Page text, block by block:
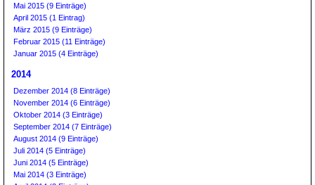
Mai 2015 (9 Einträge)
April 2015 (1 Eintrag)
März 2015 (9 Einträge)
Februar 2015 (11 Einträge)
Januar 2015 (4 Einträge)
2014
Dezember 2014 (8 Einträge)
November 2014 (6 Einträge)
Oktober 2014 (3 Einträge)
September 2014 (7 Einträge)
August 2014 (9 Einträge)
Juli 2014 (5 Einträge)
Juni 2014 (5 Einträge)
Mai 2014 (3 Einträge)